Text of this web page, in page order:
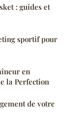
: guides et
sportif pour
en
la Perfection
de votre